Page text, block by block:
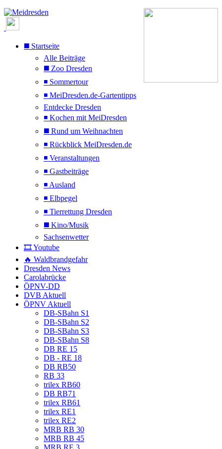
◼️ Startseite
Alle Beiträge
◼️ Zoo Dresden
◾ Sommertour
◾ MeiDresden.de-Gartentipps
Entdecke Dresden
◾ Kochen mit MeiDresden
◼️ Rund um Weihnachten
◾ Rückblick MeiDresden.de
◾ Veranstaltungen
◾ Gastbeiträge
◾ Ausland
◾ Elbpegel
◾ Tierrettung Dresden
◼️ Kino/Musik
Sachsenwetter
🎞️ Youtube
🔥 Waldbrandgefahr
Dresden News
Carolabrücke
ÖPNV-DD
DVB Aktuell
ÖPNV Aktuell
DB-SBahn S1
DB-SBahn S2
DB-SBahn S3
DB-SBahn S8
DB RE 15
DB - RE 18
DB RB50
RB 33
trilex RB60
DB RB71
trilex RB61
trilex RE1
trilex RE2
MRB RB 30
MRB RB 45
MRB RE 3